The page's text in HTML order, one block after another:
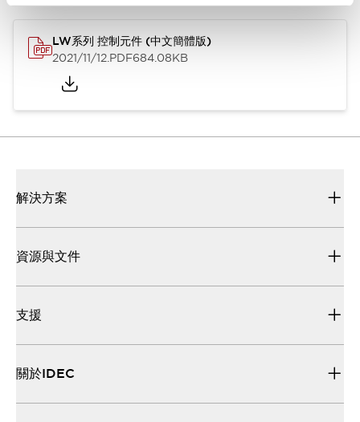
LW系列 控制元件 (中文簡體版)
2021/11/12.PDF684.08KB
解決方案
資源與文件
支援
關於IDEC